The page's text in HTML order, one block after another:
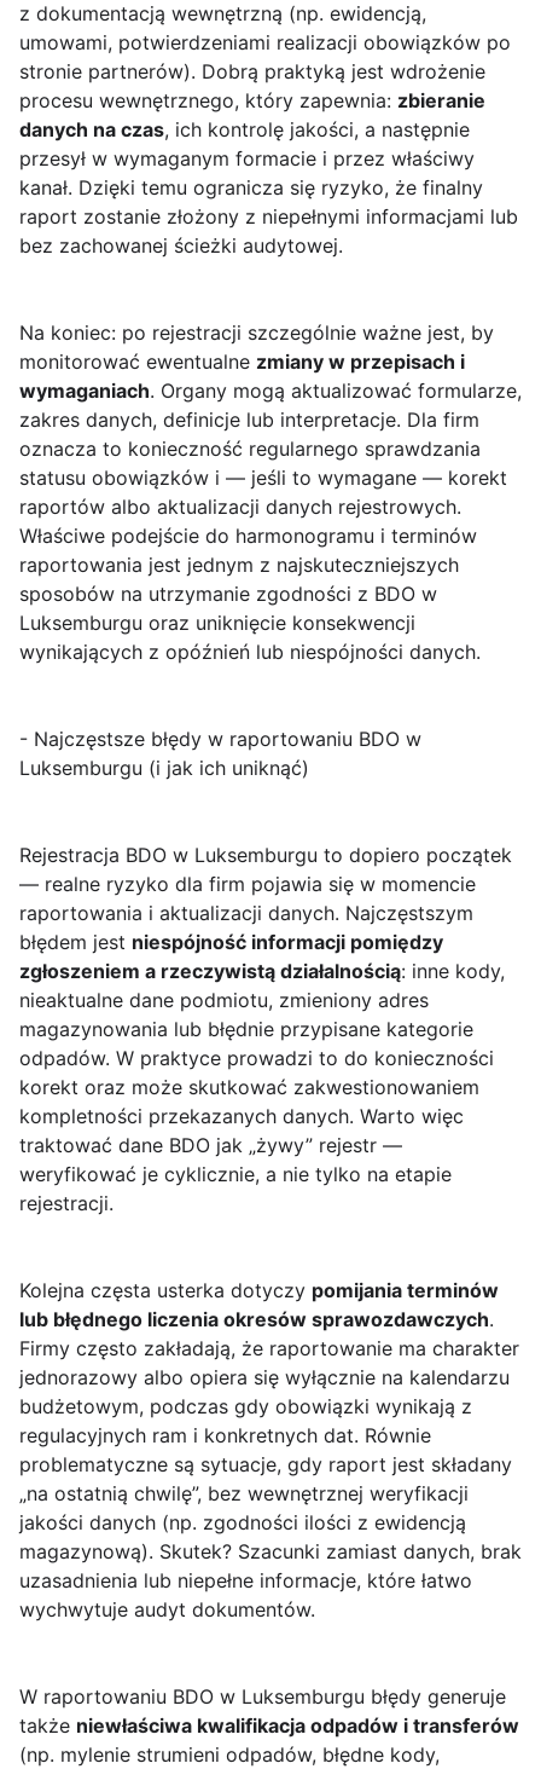
z dokumentacją wewnętrzną (np. ewidencją,
umowami, potwierdzeniami realizacji obowiązków po
stronie partnerów). Dobrą praktyką jest wdrożenie
procesu wewnętrznego, który zapewnia: zbieranie
danych na czas, ich kontrolę jakości, a następnie
przesył w wymaganym formacie i przez właściwy
kanał. Dzięki temu ogranicza się ryzyko, że finalny
raport zostanie złożony z niepełnymi informacjami lub
bez zachowanej ścieżki audytowej.
Na koniec: po rejestracji szczególnie ważne jest, by
monitorować ewentualne zmiany w przepisach i
wymaganiach. Organy mogą aktualizować formularze,
zakres danych, definicje lub interpretacje. Dla firm
oznacza to konieczność regularnego sprawdzania
statusu obowiązków i — jeśli to wymagane — korekt
raportów albo aktualizacji danych rejestrowych.
Właściwe podejście do harmonogramu i terminów
raportowania jest jednym z najskuteczniejszych
sposobów na utrzymanie zgodności z BDO w
Luksemburgu oraz uniknięcie konsekwencji
wynikających z opóźnień lub niespójności danych.
- Najczęstsze błędy w raportowaniu BDO w
Luksemburgu (i jak ich uniknąć)
Rejestracja BDO w Luksemburgu to dopiero początek
— realne ryzyko dla firm pojawia się w momencie
raportowania i aktualizacji danych. Najczęstszym
błędem jest niespójność informacji pomiędzy
zgłoszeniem a rzeczywistą działalnością: inne kody,
nieaktualne dane podmiotu, zmieniony adres
magazynowania lub błędnie przypisane kategorie
odpadów. W praktyce prowadzi to do konieczności
korekt oraz może skutkować zakwestionowaniem
kompletności przekazanych danych. Warto więc
traktować dane BDO jak „żywy” rejestr —
weryfikować je cyklicznie, a nie tylko na etapie
rejestracji.
Kolejna częsta usterka dotyczy pomijania terminów
lub błędnego liczenia okresów sprawozdawczych.
Firmy często zakładają, że raportowanie ma charakter
jednorazowy albo opiera się wyłącznie na kalendarzu
budżetowym, podczas gdy obowiązki wynikają z
regulacyjnych ram i konkretnych dat. Równie
problematyczne są sytuacje, gdy raport jest składany
„na ostatnią chwilę”, bez wewnętrznej weryfikacji
jakości danych (np. zgodności ilości z ewidencją
magazynową). Skutek? Szacunki zamiast danych, brak
uzasadnienia lub niepełne informacje, które łatwo
wychwytuje audyt dokumentów.
W raportowaniu BDO w Luksemburgu błędy generuje
także niewłaściwa kwalifikacja odpadów i transferów
(np. mylenie strumieni odpadów, błędne kody,